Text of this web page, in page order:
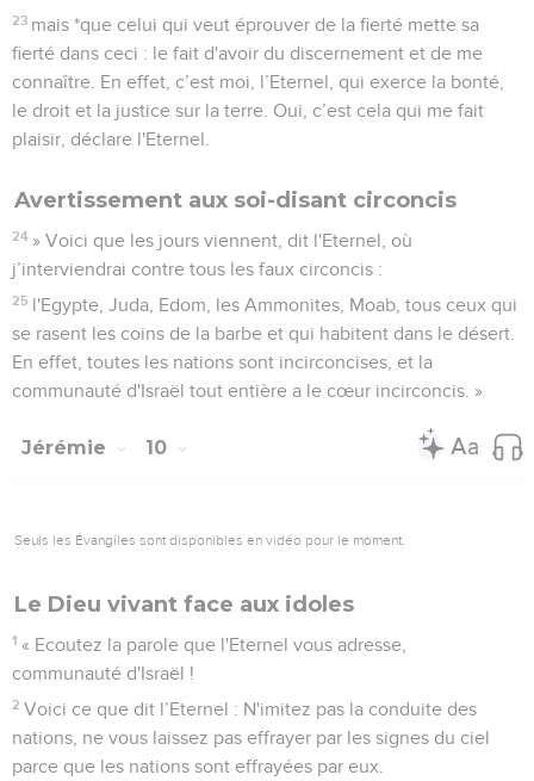
23 mais *que celui qui veut éprouver de la fierté mette sa
fierté dans ceci : le fait d'avoir du discernement et de me
connaître. En effet, c’est moi, l’Eternel, qui exerce la bonté,
le droit et la justice sur la terre. Oui, c’est cela qui me fait
plaisir, déclare l'Eternel.
Avertissement aux soi-disant circoncis
24 » Voici que les jours viennent, dit l'Eternel, où
j’interviendrai contre tous les faux circoncis :
25 l'Egypte, Juda, Edom, les Ammonites, Moab, tous ceux qui
se rasent les coins de la barbe et qui habitent dans le désert.
En effet, toutes les nations sont incirconcises, et la
communauté d'Israël tout entière a le cœur incirconcis. »
Jérémie 10
Seuls les Évangiles sont disponibles en vidéo pour le moment.
Le Dieu vivant face aux idoles
1 « Ecoutez la parole que l'Eternel vous adresse,
communauté d'Israël !
2 Voici ce que dit l’Eternel : N'imitez pas la conduite des
nations, ne vous laissez pas effrayer par les signes du ciel
parce que les nations sont effrayées par eux.